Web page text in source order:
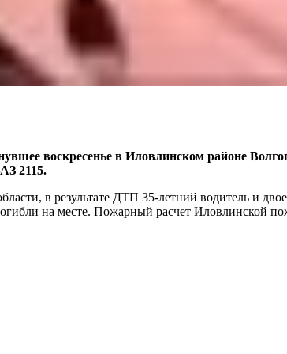
воскресенье в Иловлинском районе
2115.
в результате ДТП 35-летний водитель и
на месте. Пожарный расчет Иловлинской